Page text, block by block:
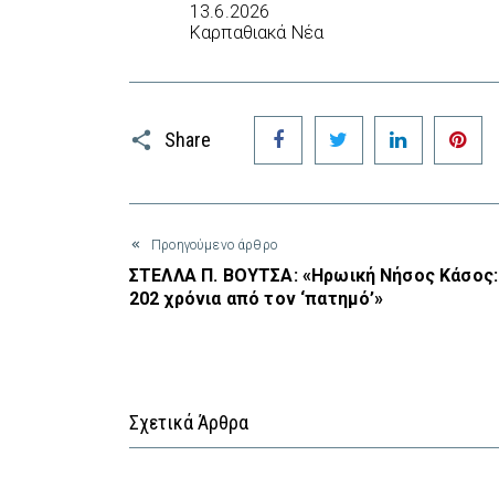
13.6.2026
Καρπαθιακά Νέα
Share
Facebook Twitter LinkedIn
Προηγούμενο άρθρο
ΣΤΕΛΛΑ Π. ΒΟΥΤΣΑ: «Ηρωική Νήσος Κάσος:
202 χρόνια από τον ‘πατημό’»
Σχετικά Άρθρα